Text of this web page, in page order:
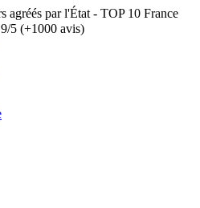
agréés par l'État - TOP 10 France
5 (+1000 avis)